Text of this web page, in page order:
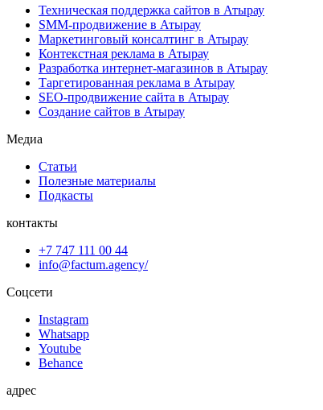
Техническая поддержка сайтов в Атырау
SMM-продвижение в Атырау
Маркетинговый консалтинг в Атырау
Контекстная реклама в Атырау
Разработка интернет-магазинов в Атырау
Таргетированная реклама в Атырау
SEO-продвижение сайта в Атырау
Создание сайтов в Атырау
Медиа
Статьи
Полезные материалы
Подкасты
контакты
+7 747 111 00 44
info@factum.agency/
Соцсети
Instagram
Whatsapp
Youtube
Behance
адрес